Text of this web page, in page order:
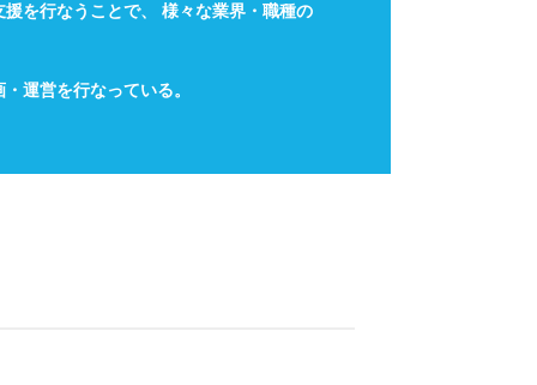
を行なうことで、 様々な業界・職種の
運営を行なっている。